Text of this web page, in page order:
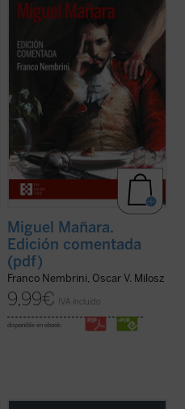
que Harold Bloom a Shakespeare, nos
introduce en el Miguel Mañara de Milosz --
obra basada en el personaje histórico que
inspiró el mito de don Juan-- de forma
apasionada, mostrando cómo en los ...
ficha)
Miguel Mañara.
Edición comentada
(pdf)
Franco Nembrini, Oscar V. Milosz
9,99€ IVA incluido
disponible en ebook: